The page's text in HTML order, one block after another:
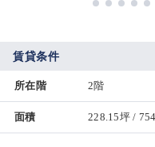
賃貸条件
所在階 2階
面積 228.15坪 /